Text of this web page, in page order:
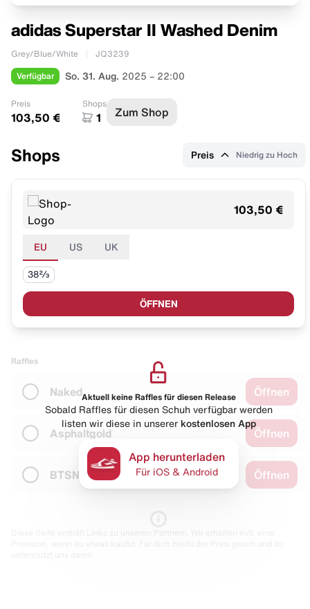
adidas Superstar II Washed Denim
Grey/Blue/White JQ3239
Verfügbar So. 31. Aug. 2025 – 22:00
Preis
103,50 €
Shops
1 Zum Shop
Shops Preis Niedrig zu Hoch
103,50 €
EU US UK
38⅔
ÖFFNEN
Raffles
Naked Öffnen
Asphaltgold Öffnen
BTSN Öffnen
Aktuell keine Raffles für diesen Release
Sobald Raffles für diesen Schuh verfügbar werden
listen wir diese in unserer kostenlosen App
App herunterladen
Für iOS & Android